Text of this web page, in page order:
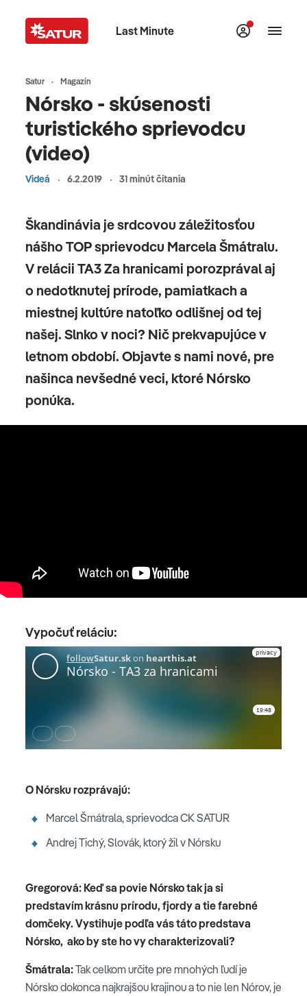
Last Minute
Satur Magazín
Nórsko - skúsenosti
turistického sprievodcu
(video)
Videá 6.2.2019 31 minút čítania
Škandinávia je srdcovou záležitosťou
nášho TOP sprievodcu Marcela Šmátralu.
V relácii TA3 Za hranicami porozprával aj
o nedotknutej prírode, pamiatkach a
miestnej kultúre natoľko odlišnej od tej
našej. Slnko v noci? Nič prekvapujúce v
letnom období. Objavte s nami nové, pre
našinca nevšedné veci, ktoré Nórsko
ponúka.
Vypočuť reláciu:
O Nórsku rozprávajú:
Marcel Šmátrala, sprievodca CK SATUR
Andrej Tichý, Slovák, ktorý žil v Nórsku
Gregorová: Keď sa povie Nórsko tak ja si
predstavím krásnu prírodu, fjordy a tie farebné
domčeky. Vystihuje podľa vás táto predstava
Nórsko, ako by ste ho vy charakterizovali?
Šmátrala:Tak celkom určite pre mnohých ľudí je
Nórsko dokonca najkrajšou krajinou a to nie len Nórov, je